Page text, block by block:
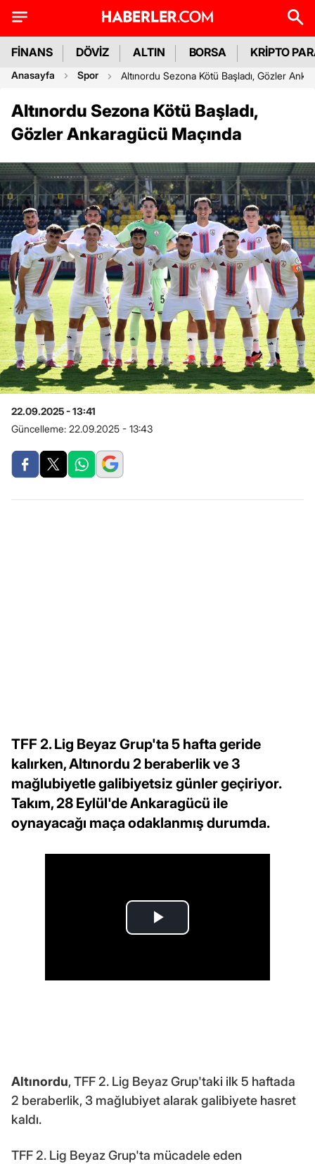
FİNANS DÖVİZ ALTIN BORSA KRİPTO
Anasayfa Spor Altınordu Sezona Kötü Başladı, Gözler
Altınordu Sezona Kötü Başladı,
Gözler Ankaragücü Maçında
22.09.2025 - 13:41
Güncelleme: 22.09.2025 - 13:43
TFF 2. Lig Beyaz Grup'ta 5 hafta geride
kalırken, Altınordu 2 beraberlik ve 3
mağlubiyetle galibiyetsiz günler geçiriyor.
Takım, 28 Eylül'de Ankaragücü ile
oynayacağı maça odaklanmış durumda.
Altınordu, TFF 2. Lig Beyaz Grup'taki ilk 5 haftada
2 beraberlik, 3 mağlubiyet alarak galibiyete hasret
kaldı.
TFF 2. Lig Beyaz Grup'ta mücadele eden